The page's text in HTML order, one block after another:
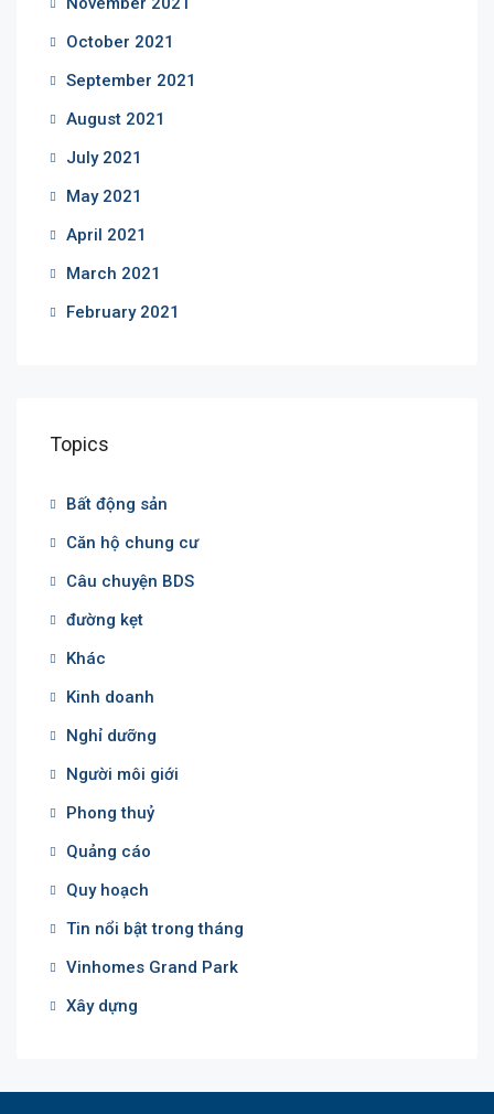
October 2021
September 2021
August 2021
July 2021
May 2021
April 2021
March 2021
February 2021
Topics
Bất động sản
Căn hộ chung cư
Câu chuyện BDS
đường kẹt
Khác
Kinh doanh
Nghỉ dưỡng
Người môi giới
Phong thuỷ
Quảng cáo
Quy hoạch
Tin nổi bật trong tháng
Vinhomes Grand Park
Xây dựng